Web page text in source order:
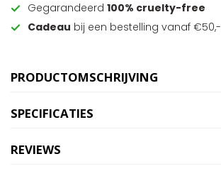
Gegarandeerd 100% cruelty-free
Cadeau bij een bestelling vanaf €50,-
PRODUCTOMSCHRIJVING
SPECIFICATIES
REVIEWS